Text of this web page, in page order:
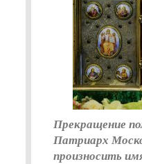
Прекращение
Патриарх
произносить